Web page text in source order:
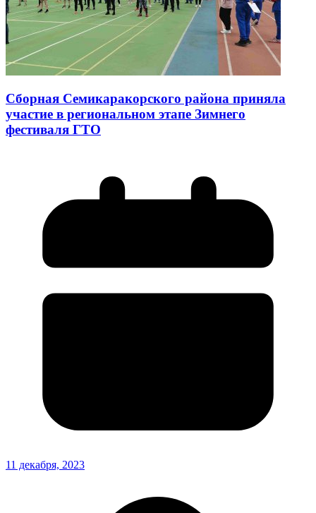
Сборная Семикаракорского района приняла
участие в региональном этапе Зимнего
фестиваля ГТО
11 декабря, 2023